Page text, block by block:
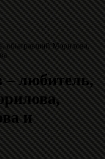
обыгравший Морилова,
– любитель,
и